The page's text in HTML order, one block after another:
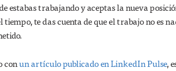
estabas trabajando y aceptas la nueva
tiempo, te das cuenta de que el trabajo no es
conun artículo publicado en LinkedIn Pulse,